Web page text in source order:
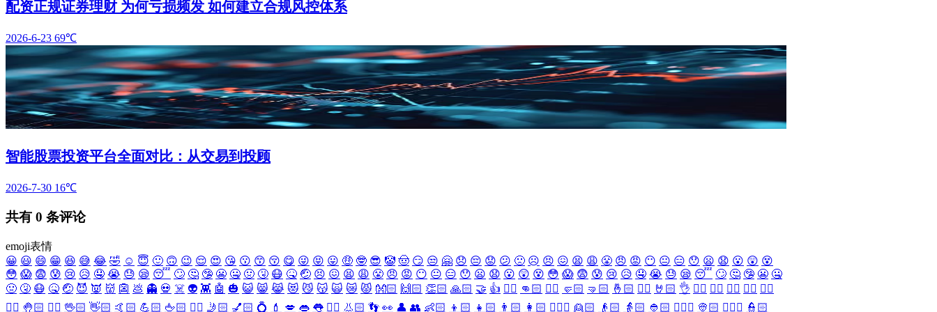
配资正规证券理财 为何亏损频发 如何建立合规风控体系
2026-6-23 69℃
智能股票投资平台全面对比：从交易到投顾
2026-7-30 16℃
共有 0 条评论
emoji表情
😀 😃 😄 😁 😆 😅 😂 🤣 ☺️ 😇 🙂 🙃 😉 😌 😍 😘 😗 😙 😚 😋 😜 😝 😛 🤑 🤓 😎 🤡 🤠 😏 😒 🤗 😞 😔 😟 😕 🙁 ☹️ 😣 😖 😫 😩 😤 😠 😡 😶 😐 😑 😯 😦 😧 😮 😲 😵
😳 😱 😨 😰 😢 😥 🤤 😭 😓 😪 😴 🙄 🤔 🤥 😬 🤐 🤢 🤧 😷 🤒 🤕 😣 😖 😫 😩 😤 😠 😡 😶 😐 😑 😯 😦 😧 😮 😲 😵 😳 😱 😨 😰 😢 😥 🤤 😭 😓 😪 😴 🙄 🤔 🤥 😬 🤐
🤢 🤧 😷 🤒 🤕 😈 👿 👹 👺 💩 👻 💀 ☠️ 👽 👾 🤖 🎃 😺 😸 😹 😻 😼 😽 🙀 😿 😾 👐🏻 🙌🏻 👏🏻 🙏🏻 🤝 👍 👎🏻 👊🏻 ✊🏻 🤛🏻 🤜🏻 🤞🏻 ✌🏻 🤘🏻 👌 👈🏻 👉🏻 👆🏻 👇🏻 ☝🏻
✋🏻 🤚🏻 🖐🏻 🖖🏻 👋🏻 🤙🏻 💪🏻 🖕🏻 ✍🏻 🤳🏻 💅🏻 💍 💄 💋 👄 👅 👂🏻 👃🏻 👣 👀 👤 👥 👶🏻 👦🏻 👧🏻 👨🏻 👩🏻 👱🏻‍♀️ 👱🏻 👴🏻 👵🏻 👲🏻 👳🏻‍♀️ 👳🏻 👮🏻‍♀️ 👮🏻